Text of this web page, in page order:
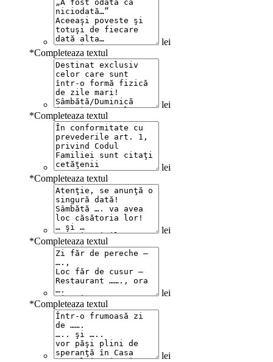
lei
*Completeaza textul
lei
*Completeaza textul
lei
*Completeaza textul
lei
*Completeaza textul
lei
*Completeaza textul
lei